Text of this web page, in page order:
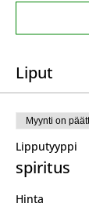
Liput
Myynti on
Lipputyyppi
spiritus
Hinta